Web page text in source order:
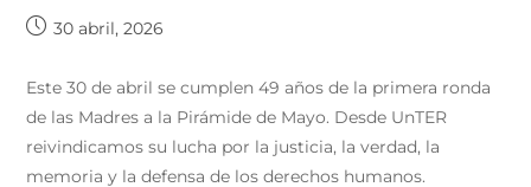
30 abril, 2026
Este 30 de abril se cumplen 49 años de la primera ronda
de las Madres a la Pirámide de Mayo. Desde UnTER
reivindicamos su lucha por la justicia, la verdad, la
memoria y la defensa de los derechos humanos.